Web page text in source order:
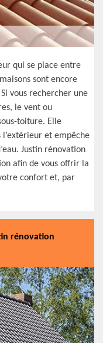
qui se place entre
sont encore
vous rechercher une
le vent ou
toiture. Elle
l’extérieur et empêche
Justin rénovation
afin de vous offrir la
confort et, par
rénovation